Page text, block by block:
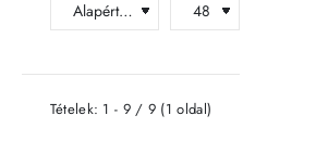
Tételek: 1 - 9 / 9 (1 oldal)